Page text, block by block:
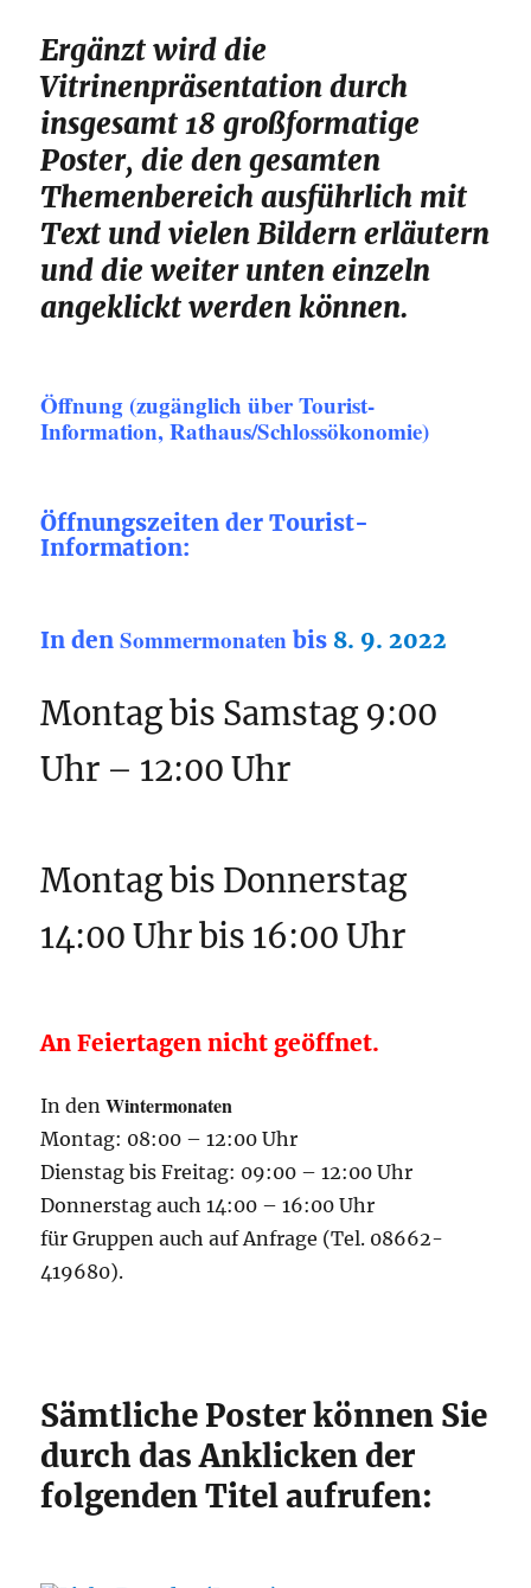
Ergänzt wird die
Vitrinenpräsentation durch
insgesamt 18 großformatige
Poster, die den gesamten
Themenbereich ausführlich mit
Text und vielen Bildern erläutern
und die weiter unten einzeln
angeklickt werden können.
Öffnung (zugänglich über Tourist-
Information, Rathaus/Schlossökonomie)
Öffnungszeiten der Tourist-
Information:
In denSommermonaten bis 8. 9. 2022
Montag bis Samstag 9:00
Uhr – 12:00 Uhr
Montag bis Donnerstag
14:00 Uhr bis 16:00 Uhr
An Feiertagen nicht geöffnet.
In denWintermonaten
Montag: 08:00 – 12:00 Uhr
Dienstag bis Freitag: 09:00 – 12:00 Uhr
Donnerstag auch 14:00 – 16:00 Uhr
für Gruppen auch auf Anfrage (Tel. 08662-
419680).
Sämtliche Poster können Sie
durch das Anklicken der
folgenden Titel aufrufen: